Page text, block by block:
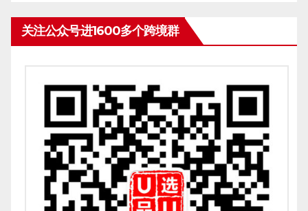
关注公众号进1600多个跨境群